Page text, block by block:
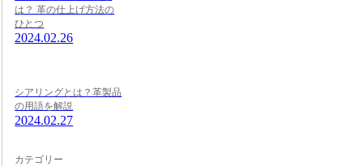
は？ 革の仕上げ方法の
ひとつ
2024.02.26
シアリングとは？革製品
の用語を解説
2024.02.27
カテゴリー